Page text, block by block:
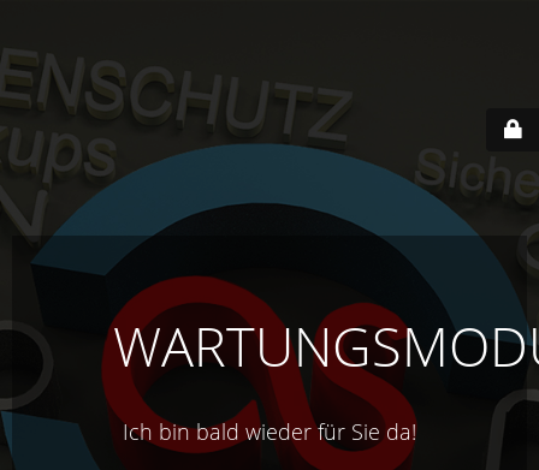
Ich bin bald wieder für Sie da!